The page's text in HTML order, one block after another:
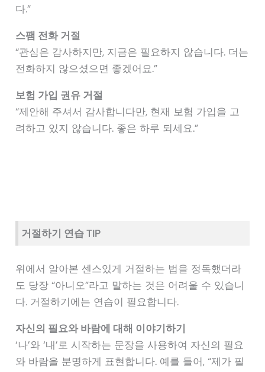
다.”
스팸 전화 거절
“관심은 감사하지만, 지금은 필요하지 않습니다. 더는
전화하지 않으셨으면 좋겠어요.”
보험 가입 권유 거절
“제안해 주셔서 감사합니다만, 현재 보험 가입을 고
려하고 있지 않습니다. 좋은 하루 되세요.”
거절하기 연습 TIP
위에서 알아본 센스있게 거절하는 법을 정독했더라
도 당장 “아니오”라고 말하는 것은 어려울 수 있습니
다. 거절하기에는 연습이 필요합니다.
자신의 필요와 바람에 대해 이야기하기
‘나’와 ‘내’로 시작하는 문장을 사용하여 자신의 필요
와 바람을 분명하게 표현합니다. 예를 들어, “제가 필